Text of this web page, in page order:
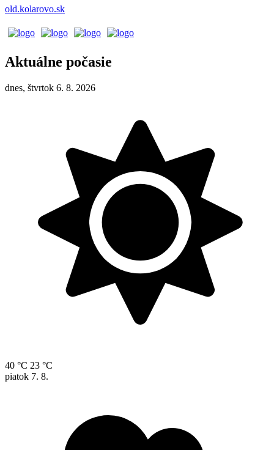
old.kolarovo.sk
Aktuálne počasie
dnes, štvrtok 6. 8. 2026
40 °C 23 °C
piatok 7. 8.